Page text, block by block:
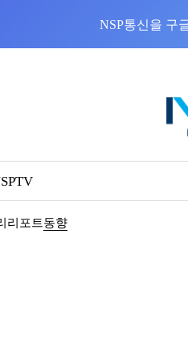
NSP통신을 구
리포트동향